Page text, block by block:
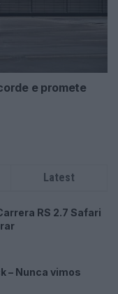
e promete
Latest
RS 2.7 Safari
– Nunca vimos